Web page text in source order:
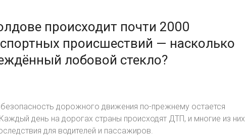
происходит почти 2000
происшествий — насколько
лобовой стекло?
дорожного движения по-прежнему остается
день на дорогах страны происходят ДТП, и многие из них
для водителей и пассажиров.